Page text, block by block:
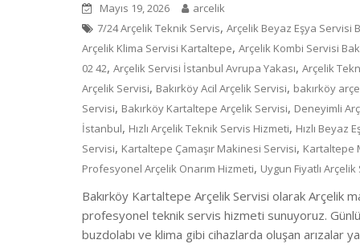
Mayıs 19, 2026
arcelik
7/24 Arçelik Teknik Servis, Arçelik Beyaz Eşya Servisi
Arçelik Klima Servisi Kartaltepe, Arçelik Kombi Servisi
02 42, Arçelik Servisi İstanbul Avrupa Yakası, Arçelik
Arçelik Servisi, Bakırköy Acil Arçelik Servisi, bakırköy
Servisi, Bakırköy Kartaltepe Arçelik Servisi, Deneyimli
İstanbul, Hızlı Arçelik Teknik Servis Hizmeti, Hızlı Beyaz
Servisi, Kartaltepe Çamaşır Makinesi Servisi, Kartaltepe
Profesyonel Arçelik Onarım Hizmeti, Uygun Fiyatlı Arçelik
Bakırköy Kartaltepe Arçelik Servisi olarak Arçelik
profesyonel teknik servis hizmeti sunuyoruz.
buzdolabı ve klima gibi cihazlarda oluşan arızalar